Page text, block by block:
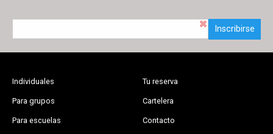
Inscribirse
Individuales
Para grupos
Para escuelas
Tu reserva
Cartelera
Contacto